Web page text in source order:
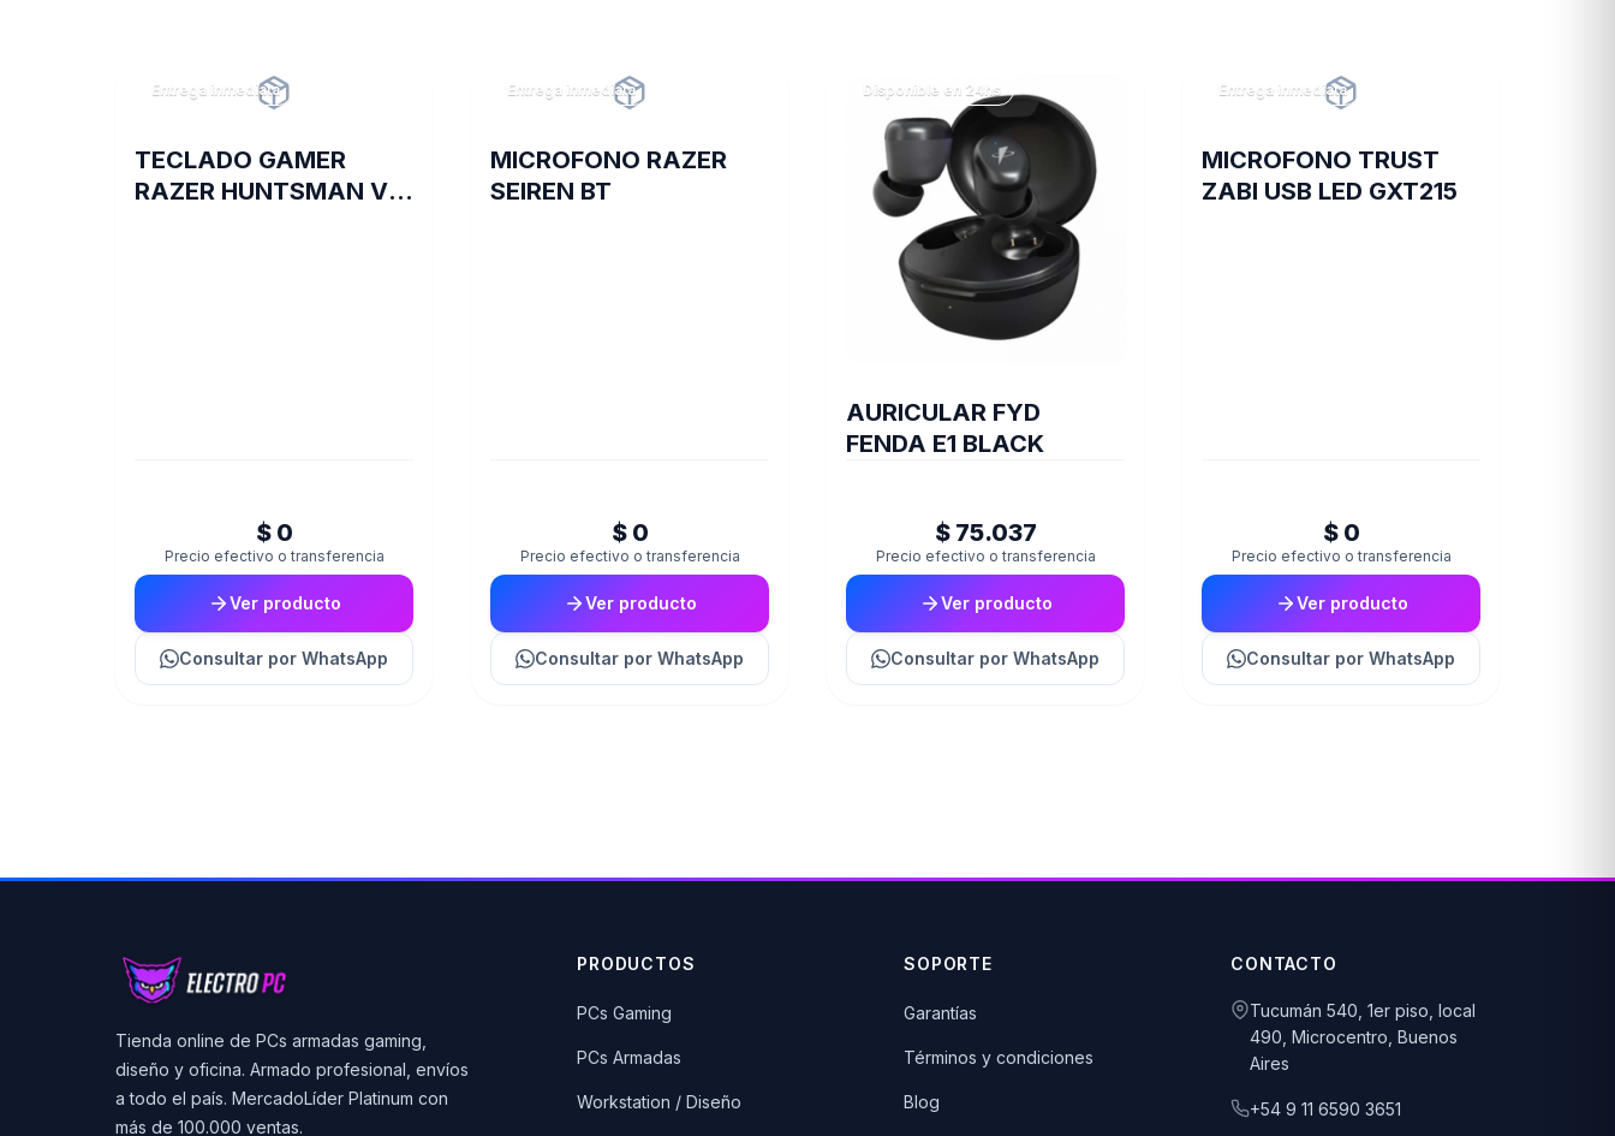
Entrega inmediata
TECLADO GAMER
RAZER HUNTSMAN V2
$ 0
Precio efectivo o transferencia
Ver producto
Consultar por WhatsApp
Entrega inmediata
MICROFONO RAZER
SEIREN BT
$ 0
Precio efectivo o transferencia
Ver producto
Consultar por WhatsApp
Disponible en 24hs
AURICULAR FYD
FENDA E1 BLACK
$ 75.037
Precio efectivo o transferencia
Ver producto
Consultar por WhatsApp
Entrega inmediata
MICROFONO TRUST
ZABI USB LED GXT215
$ 0
Precio efectivo o transferencia
Ver producto
Consultar por WhatsApp
Tienda online de PCs armadas gaming,
diseño y oficina. Armado profesional, envíos
a todo el país. MercadoLíder Platinum con
más de 100.000 ventas.
PRODUCTOS
PCs Gaming
PCs Armadas
Workstation / Diseño
SOPORTE
Garantías
Términos y condiciones
Blog
CONTACTO
Tucumán 540, 1er piso, local
490, Microcentro, Buenos
Aires
+54 9 11 6590 3651